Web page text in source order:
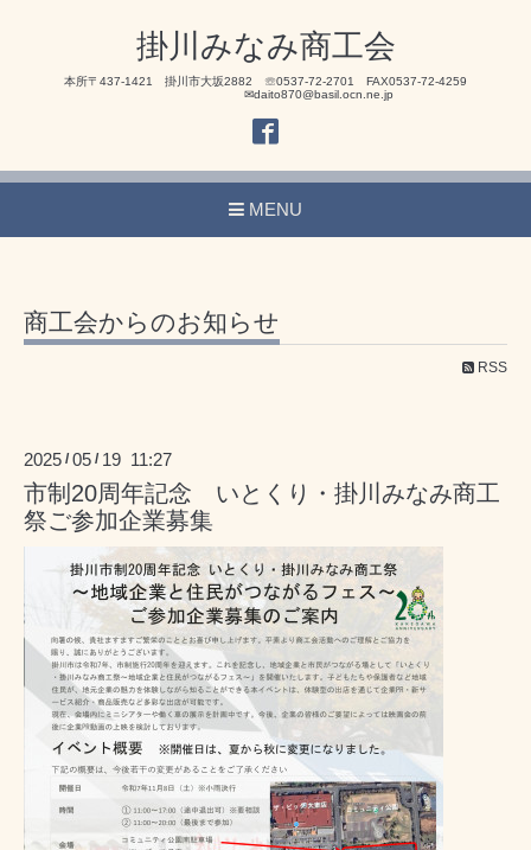
掛川みなみ商工会
本所〒437-1421 掛川市大坂2882 ☏0537-72-2701 FAX0537-72-4259
✉daito870@basil.ocn.ne.jp
MENU
商工会からのお知らせ
RSS
2025 /05 / 19 11:27
市制20周年記念 いとくり・掛川みなみ商工
祭ご参加企業募集